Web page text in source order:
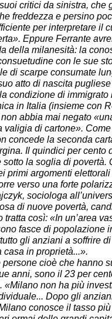
critici da sinistra, che
freddezza e persino
per interpretare il
Eppure Ferrante
della milanesità: la
con le sue
di scarpe consumate
atto di nascita
condizione di immigrato
in Italia (insieme con
abbia mai negato
valigia di cartone».
concede la seconda
Il quindici per cento
la soglia di povertà.
primi argomenti
verso una forte
sociologa
di nuove povertà,
tratta così: «In un’area
fasce di popolazione
gli anziani a soffrire
casa in proprietà...».
cioè che hanno
anni, sono il 23 per
«Milano non ha più
Dopo gli
conosce il tasso